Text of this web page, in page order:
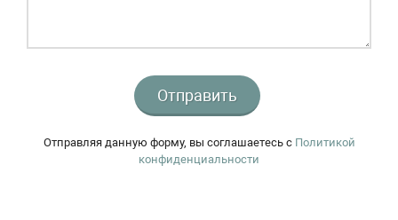
Отправить
Отправляя данную форму, вы соглашаетесь c Политикой
конфиденциальности